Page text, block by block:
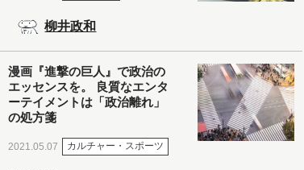
柳井政和
漫画『進撃の巨人』で政治の
エッセンスを。 良質なエンタ
ーテイメントは「政治離れ」
の処方箋
2021.05.07 カルチャー・スポーツ